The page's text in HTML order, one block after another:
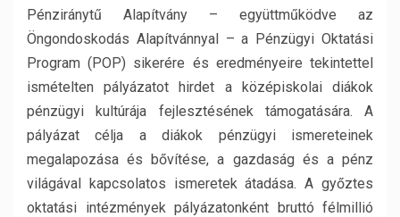
Pénziránytű Alapítvány – együttműködve az
Öngondoskodás Alapítvánnyal – a Pénzügyi Oktatási
Program (POP) sikerére és eredményeire tekintettel
ismételten pályázatot hirdet a középiskolai diákok
pénzügyi kultúrája fejlesztésének támogatására. A
pályázat célja a diákok pénzügyi ismereteinek
megalapozása és bővítése, a gazdaság és a pénz
világával kapcsolatos ismeretek átadása. A győztes
oktatási intézmények pályázatonként bruttó félmillió